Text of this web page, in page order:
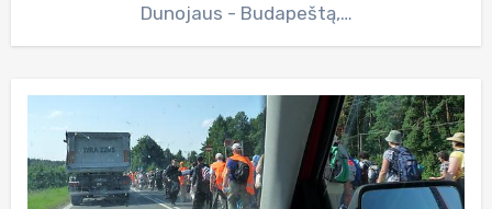
Dunojaus - Budapeštą,…